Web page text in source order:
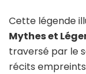
Cette légende
Mythes et
traversé par le
récits